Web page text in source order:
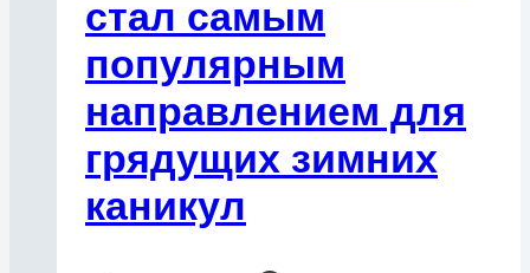
стал самым
популярным
направлением для
грядущих зимних
каникул